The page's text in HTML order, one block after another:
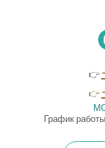
👉
👉
График